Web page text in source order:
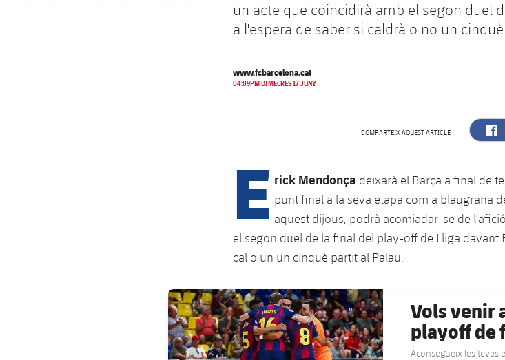
un acte que coincidirà amb el segon duel
a l'espera de saber si caldrà o no un
www.fcbarcelona.cat
04:09PM DIMECRES 17 JUNY
COMPARTEIX AQUEST ARTICLE
E rick Mendonça deixarà el Barça a final de
punt final a la seva etapa com a blaugrana
aquest dijous, podrà acomiadar-se de
el segon duel de la final del play-off de Lliga davant
cal o un un cinquè partit al Palau.
FC Barcelona club badge
Vols venir
playoff de
Aconsegueix les teves